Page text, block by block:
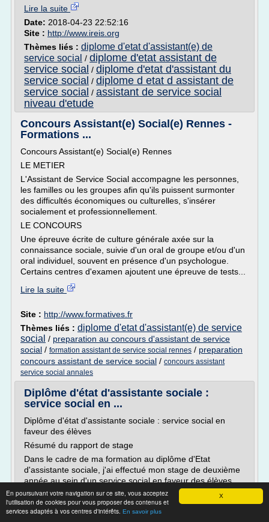
X
En poursuivant votre navigation sur ce site, vous acceptez
l'utilisation de cookies pour vous proposer des contenus et
services adaptés à vos centres d'intérêts. En savoir plus
Lire la suite
Date: 2018-04-23 22:52:16
Site : http://www.ireis.org
Thèmes liés : diplome d'etat d'assistant(e) de
service social / diplome d'etat assistant de
service social / diplome d'etat d'assistant du
service social / diplome d etat d assistant de
service social / assistant de service social
niveau d'etude
Concours Assistant(e) Social(e) Rennes -
Formations ...
Concours Assistant(e) Social(e) Rennes
LE METIER
L'Assistant de Service Social accompagne les personnes,
les familles ou les groupes afin qu'ils puissent surmonter
des difficultés économiques ou culturelles, s'insérer
socialement et professionnellement.
LE CONCOURS
Une épreuve écrite de culture générale axée sur la
connaissance sociale, suivie d'un oral de groupe et/ou d'un
oral individuel, souvent en présence d'un psychologue.
Certains centres d'examen ajoutent une épreuve de tests...
Lire la suite
Site : http://www.formatives.fr
Thèmes liés : diplome d'etat d'assistant(e) de service
social / preparation au concours d'assistant de service
social / formation assistant de service social rennes / preparation
concours assistant de service social / concours assistant
service social annales
Diplôme d'état d'assistante sociale :
service social en ...
Diplôme d'état d'assistante sociale : service social en
faveur des élèves
Résumé du rapport de stage
Dans le cadre de ma formation au diplôme d'Etat
d'assistante sociale, j'ai effectué mon stage de deuxième
année au sein d'un service social en faveur des élèves.
Durant ces vingt-quatre semaines de stage, j'ai été
encadrée par une Assistante Sociale Scolaire.
Lors de ma première...